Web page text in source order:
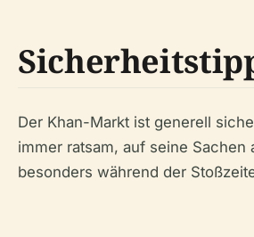
Der Khan-Markt ist generell
immer ratsam, auf seine Sachen
besonders während der